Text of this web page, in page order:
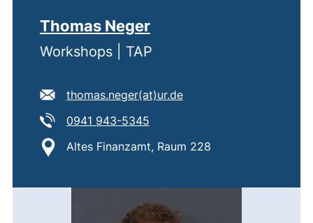
Thomas Neger
Workshops | TAP
E-Mail Adresse:
thomas.neger​(at)​ur.de(öffnet Ihr E-Mail-
Tel:
0941 943-5345
Standort:
Altes Finanzamt, Raum 228